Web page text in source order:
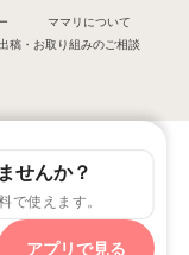
せんか？
で使えます。
アプリで見る
ママリについて
稿・お取り組みのご相談